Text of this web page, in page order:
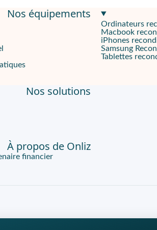
G80 Mediatek 4 Go de RAM, ce
pouvant atteindre deux jours,
ce smartphone deSamsung
Nos équipements
Ordinateurs
Macbook
iPhones
Samsung
Tablettes
Nos solutions
À propos de Onliz
financier